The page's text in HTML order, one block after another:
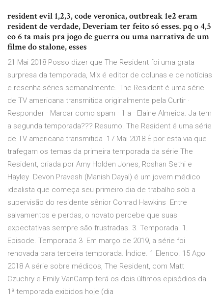
resident evil 1,2,3, code veronica, outbreak 1e2 eram
resident de verdade, Deveriam ter feito só esses. pq o 4,5
eo 6 ta mais pra jogo de guerra ou uma narrativa de um
filme do stalone, esses
21 Mai 2018 Posso dizer que The Resident foi uma grata
surpresa da temporada, Mix é editor de colunas e de notícias
e resenha séries semanalmente. The Resident é uma série
de TV americana transmitida originalmente pela Curtir ·
Responder · Marcar como spam · 1 a · Elaine Almeida. Ja tem
a segunda temporada??? Resumo. The Resident é uma série
de TV americana transmitida 17 Mai 2018 É por esta via que
trafegam os temas da primeira temporada da série The
Resident, criada por Amy Holden Jones, Roshan Sethi e
Hayley Devon Pravesh (Manish Dayal) é um jovem médico
idealista que começa seu primeiro dia de trabalho sob a
supervisão do residente sênior Conrad Hawkins Entre
salvamentos e perdas, o novato percebe que suas
expectativas sempre são frustradas. 3. Temporada. 1.
Episode. Temporada 3 Em março de 2019, a série foi
renovada para terceira temporada. Índice. 1 Elenco. 15 Ago
2018 A série sobre médicos, The Resident, com Matt
Czuchry e Emily VanCamp terá os dois últimos episódios da
1ª temporada exibidos hoje (dia